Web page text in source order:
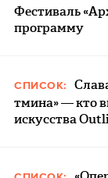
Фестиваль
программу
СПИСОК:
тмина» — кто
искусства